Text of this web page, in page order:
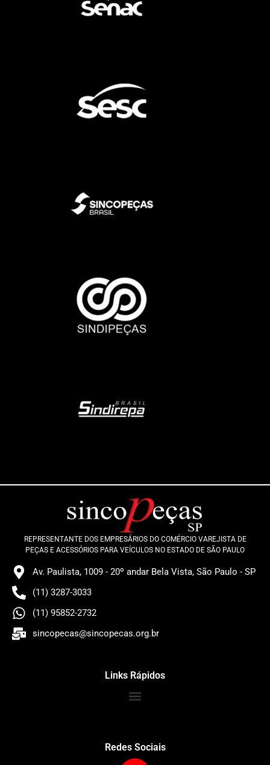
REPRESENTANTE DOS EMPRESÁRIOS DO COMÉRCIO VAREJISTA DE
PEÇAS E ACESSÓRIOS PARA VEÍCULOS NO ESTADO DE SÃO PAULO
Av. Paulista, 1009 - 20º andar Bela Vista, São Paulo - SP
(11) 3287-3033
(11) 95852-2732
sincopecas@sincopecas.org.br
Links Rápidos
Redes Sociais